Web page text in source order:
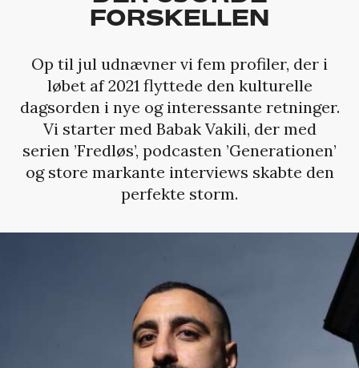
FORSKELLEN
Op til jul udnævner vi fem profiler, der i
løbet af 2021 flyttede den kulturelle
dagsorden i nye og interessante retninger.
Vi starter med Babak Vakili, der med
serien ’Fredløs’, podcasten ’Generationen’
og store markante interviews skabte den
perfekte storm.